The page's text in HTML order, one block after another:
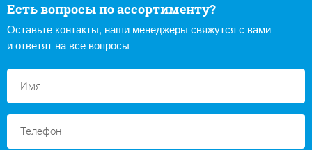
Есть вопросы по ассортименту?
Оставьте контакты, наши менеджеры свяжутся с вами
и ответят на все вопросы